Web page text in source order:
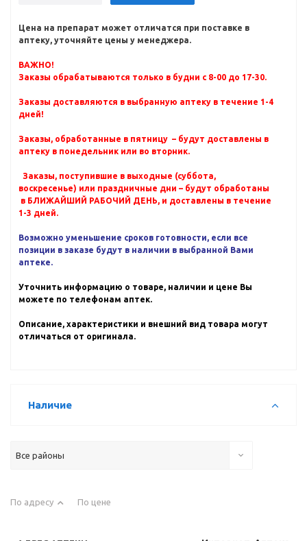
Цена на препарат может отличатся при поставке в
аптеку, уточняйте цены у менеджера.
ВАЖНО!
Заказы обрабатываются только в будни с 8-00 до 17-30.
Заказы доставляются в выбранную аптеку в течение 1-4
дней!
Заказы, обработанные в пятницу – будут доставлены в
аптеку в понедельник или во вторник.
Заказы, поступившие в выходные (суббота,
воскресенье) или праздничные дни – будут обработаны
в БЛИЖАЙШИЙ РАБОЧИЙ ДЕНЬ, и доставлены в течение
1-3 дней.
Возможно уменьшение сроков готовности, если все
позиции в заказе будут в наличии в выбранной Вами
аптеке.
Уточнить информацию о товаре, наличии и цене Вы
можете по телефонам аптек.
Описание, характеристики и внешний вид товара могут
отличаться от оригинала.
Наличие
Все районы
По адресу По цене